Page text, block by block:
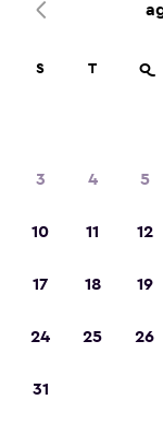
S T Q
3 4 5
10 11 12
17 18 19
24 25 26
31